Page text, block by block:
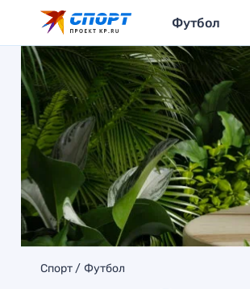
Футбол
Спорт Футбол